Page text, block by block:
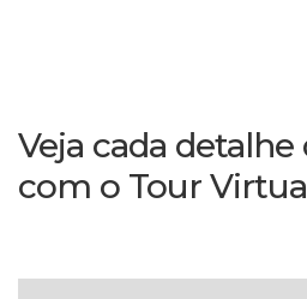
Veja cada
com o Tour